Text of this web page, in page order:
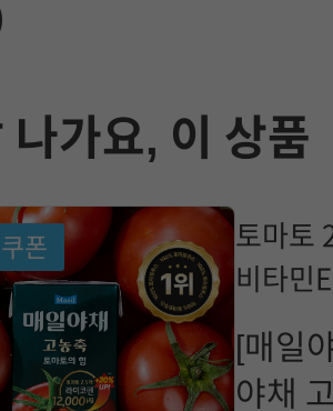
나가요, 이 상품
폰
토마토
비타민
[매일
야채